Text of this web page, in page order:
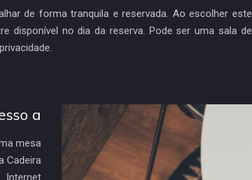
de forma tranquila e reservada. Ao escolher este
disponível no dia da reserva. Pode ser uma sala de
a
mesa
Cadeira
Internet